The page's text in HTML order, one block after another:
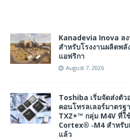
Kanadevia Inova ล
สำหรับโรงงานผลิตพ
แอฟริกา
August 7, 2026
Toshiba เริ่มจัดส่งตัว
คอนโทรลเลอร์มาตร
TXZ+™ กลุ่ม M4V ที่
Cortex® ‑M4 สำหรั
แล้ว